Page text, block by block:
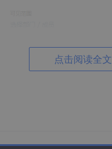
点击阅读全文